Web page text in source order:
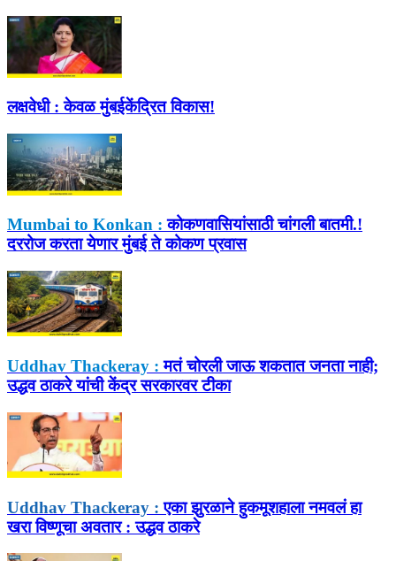
लक्षवेधी : केवळ मुंबईकेंद्रित विकास!
Mumbai to Konkan : कोकणवासियांसाठी चांगली बातमी.!
दररोज करता येणार मुंबई ते कोकण प्रवास
Uddhav Thackeray : मतं चोरली जाऊ शकतात जनता नाही;
उद्धव ठाकरे यांची केंद्र सरकारवर टीका
Uddhav Thackeray : एका झुरळाने हुकमूशहाला नमवलं हा
खरा विष्णूचा अवतार : उद्धव ठाकरे